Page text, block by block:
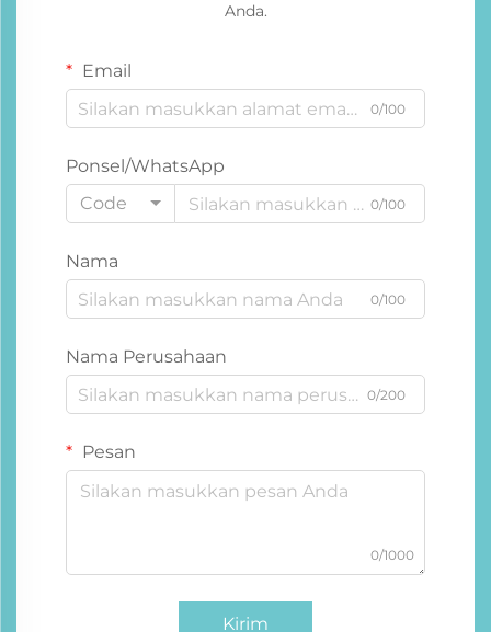
Anda.
Email
0/100
Ponsel/WhatsApp
Code
0/100
Nama
0/100
Nama Perusahaan
0/200
Pesan
0/1000
Kirim